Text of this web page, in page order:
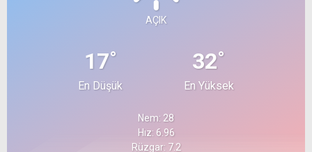
AÇIK
17°
En Düşük
32°
En Yüksek
Nem: 28
Hız: 6.96
Rüzgar: 7.2